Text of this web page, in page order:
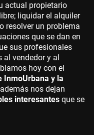
actual propietario
liquidar el alquiler
resolver un problema
que se dan en
sus profesionales
al vendedor y al
hoy con el
InmoUrbana y la
nos dejan
interesantes que se